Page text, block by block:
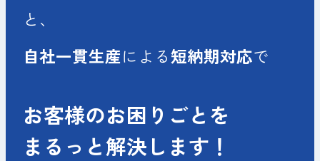
と、
自社一貫生産による短納期対応で
お客様のお困りごとを
まるっと解決します！